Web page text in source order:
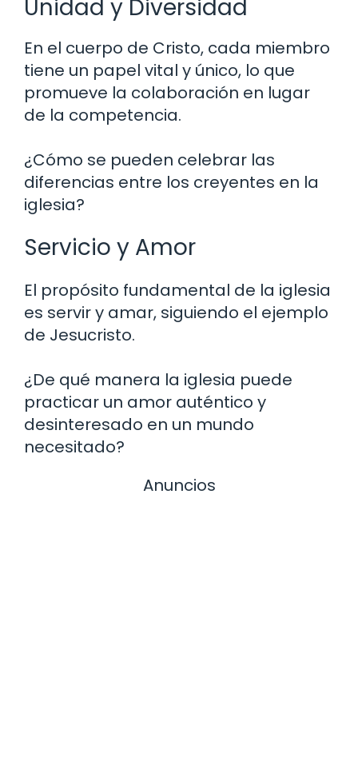
Unidad y Diversidad
En el cuerpo de Cristo, cada miembro
tiene un papel vital y único, lo que
promueve la colaboración en lugar
de la competencia.
¿Cómo se pueden celebrar las
diferencias entre los creyentes en la
iglesia?
Servicio y Amor
El propósito fundamental de la iglesia
es servir y amar, siguiendo el ejemplo
de Jesucristo.
¿De qué manera la iglesia puede
practicar un amor auténtico y
desinteresado en un mundo
necesitado?
Anuncios